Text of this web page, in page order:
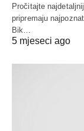
Pročitajte
pripremaju
Bik…
5 mjeseci ago